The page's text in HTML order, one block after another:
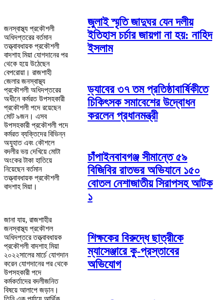
জনস্বাস্থ্য প্রকৌশলী
অধিদপ্তরের বর্তমান
তত্ত্বাবধায়ক প্রকৌশলী
বাদশাহ মিয়া যোগদানের পর
থেকে হয়ে উঠেছেন
বেপরোয়া। রাজশাহী
জেলার জনস্বাস্থ্য
প্রকৌশলী অধিদপ্তরের
অধীনে কর্মরত উপসহকারী
প্রকৌশলী পদে রয়েছেন
মোট ৯জন। এসব
উপসহকারী প্রকৌশলী পদে
কর্মরত ব্যক্তিদের বিভিন্ন
অযুহাত এবং কৌশলে
বদলীর ভয় দেখিয়ে মোটা
অংকের টাকা হাতিয়ে
নিয়েছেন বর্তমান
তত্ত্বাবধায়ক প্রকৌশলী
বাদশাহ মিয়া।
জানা যায়, রাজশাহীর
জনস্বাস্থ্য প্রকৌশল
অধিদপ্তরে তত্ত্বাবধায়ক
প্রকৌশলী বাদশাহ মিয়া
২০২২সালের মার্চে যোগদান
করেন যোগদানের পর থেকে
উপসহকারী পদে
কর্মকর্তাদের বদলীজনিত
বিষয়ে আলাপে জড়ান।
জুলাই স্মৃতি জাদুঘর যেন দলীয়
ইতিহাস চর্চার জায়গা না হয়: নাহিদ
ইসলাম
ড্যাবের ৩৭ তম প্রতিষ্ঠাবার্ষিকীতে
চিকিৎসক সমাবেশের উদ্বোধন
করলেন প্রধানমন্ত্রী
চাঁপাইনবাবগঞ্জ সীমান্তে ৫৯
বিজিবির রাতভর অভিযানে ১৫০
বোতল নেশাজাতীয় সিরাপসহ আটক
১
শিক্ষকের বিরুদ্ধে ছাত্রীকে
ম্যাসেঞ্জারে কু-প্রস্তাবের
অভিযোগ